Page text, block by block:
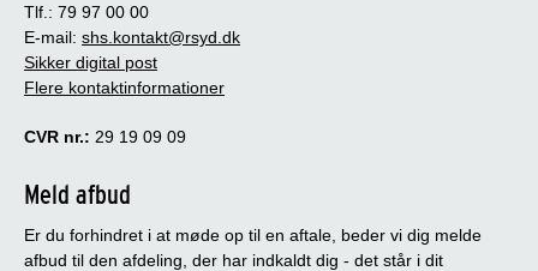
Tlf.: 79 97 00 00
E-mail: shs.kontakt@rsyd.dk
Sikker digital post
Flere kontaktinformationer
CVR nr.: 29 19 09 09
Meld afbud
Er du forhindret i at møde op til en aftale, beder vi dig melde
afbud til den afdeling, der har indkaldt dig - det står i dit